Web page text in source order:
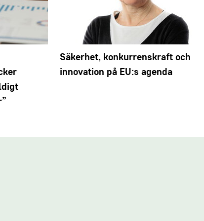
Säkerhet, konkurrenskraft och
innovation på EU:s agenda